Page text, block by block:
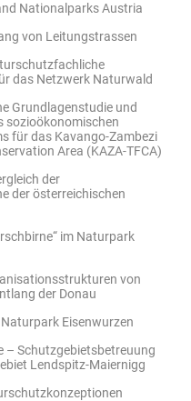
Nationalparks Austria
von Leitungstrassen
das Netzwerk Naturwald
Grundlagenstudie und
sozioökonomischen
für das Kavango-Zambezi
Area (KAZA-TFCA)
der
der österreichischen
im Naturpark
von
der Donau
Eisenwurzen
– Schutzgebietsbetreuung
Lendspitz-Maiernigg